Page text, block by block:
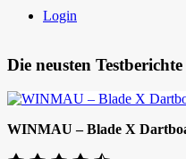
Login
Die neusten Testberichte
WINMAU – Blade X